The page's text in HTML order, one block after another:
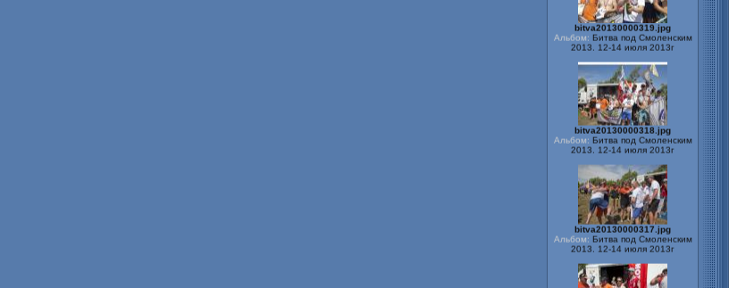
bitva20130000319.jpg
Альбом:Битва под Смоленским
2013. 12-14 июля 2013г
bitva20130000318.jpg
Альбом:Битва под Смоленским
2013. 12-14 июля 2013г
bitva20130000317.jpg
Альбом:Битва под Смоленским
2013. 12-14 июля 2013г